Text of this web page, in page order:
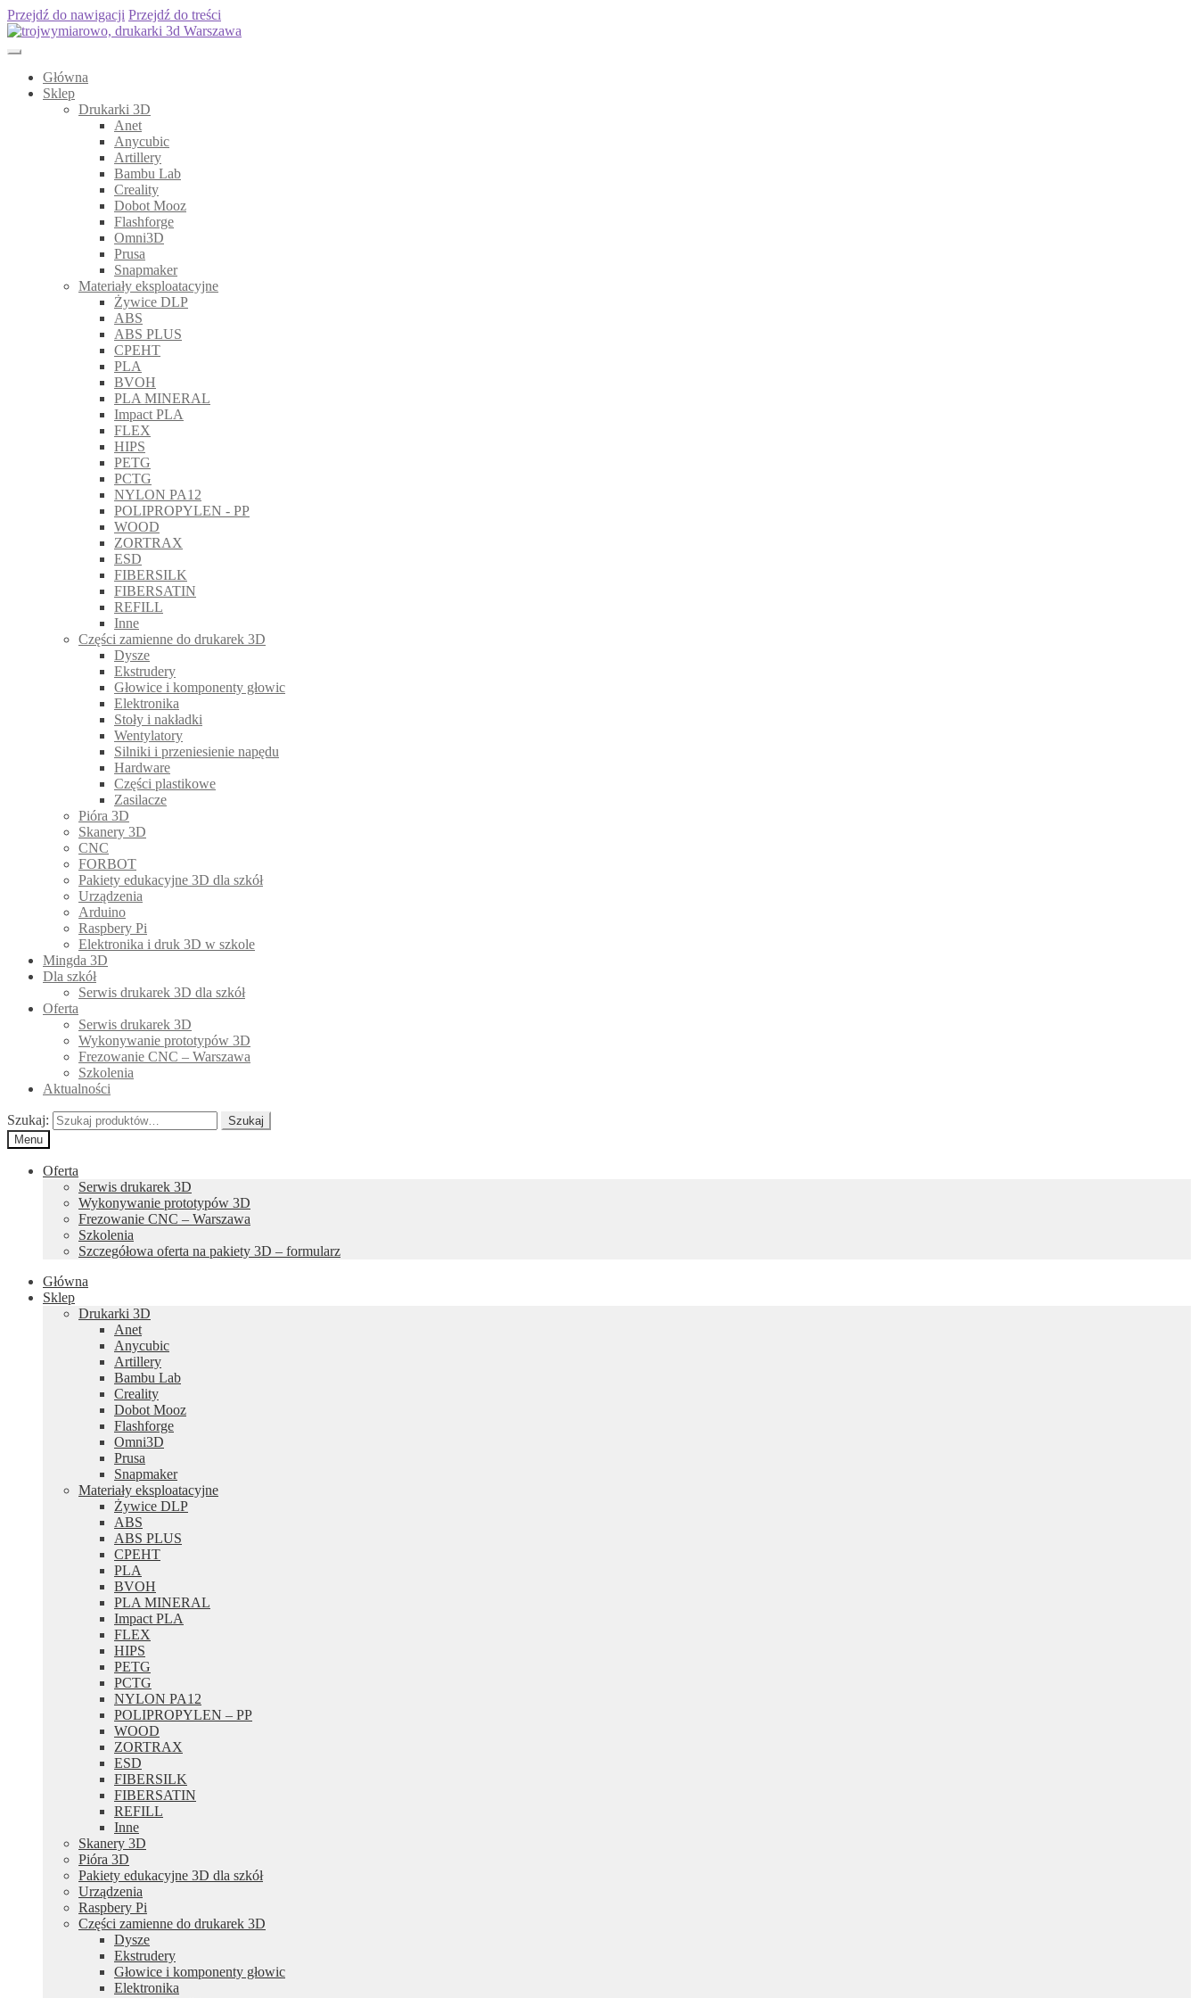
Przejdź do nawigacji Przejdź do treści
Główna
Sklep
Drukarki 3D
Anet
Anycubic
Artillery
Bambu Lab
Creality
Dobot Mooz
Flashforge
Omni3D
Prusa
Snapmaker
Materiały eksploatacyjne
Żywice DLP
ABS
ABS PLUS
CPEHT
PLA
BVOH
PLA MINERAL
Impact PLA
FLEX
HIPS
PETG
PCTG
NYLON PA12
POLIPROPYLEN - PP
WOOD
ZORTRAX
ESD
FIBERSILK
FIBERSATIN
REFILL
Inne
Części zamienne do drukarek 3D
Dysze
Ekstrudery
Głowice i komponenty głowic
Elektronika
Stoły i nakładki
Wentylatory
Silniki i przeniesienie napędu
Hardware
Części plastikowe
Zasilacze
Pióra 3D
Skanery 3D
CNC
FORBOT
Pakiety edukacyjne 3D dla szkół
Urządzenia
Arduino
Raspbery Pi
Elektronika i druk 3D w szkole
Mingda 3D
Dla szkół
Serwis drukarek 3D dla szkół
Oferta
Serwis drukarek 3D
Wykonywanie prototypów 3D
Frezowanie CNC – Warszawa
Szkolenia
Aktualności
Szukaj:
Szukaj
Menu
Oferta
Serwis drukarek 3D
Wykonywanie prototypów 3D
Frezowanie CNC – Warszawa
Szkolenia
Szczegółowa oferta na pakiety 3D – formularz
Główna
Sklep
Drukarki 3D
Anet
Anycubic
Artillery
Bambu Lab
Creality
Dobot Mooz
Flashforge
Omni3D
Prusa
Snapmaker
Materiały eksploatacyjne
Żywice DLP
ABS
ABS PLUS
CPEHT
PLA
BVOH
PLA MINERAL
Impact PLA
FLEX
HIPS
PETG
PCTG
NYLON PA12
POLIPROPYLEN – PP
WOOD
ZORTRAX
ESD
FIBERSILK
FIBERSATIN
REFILL
Inne
Skanery 3D
Pióra 3D
Pakiety edukacyjne 3D dla szkół
Urządzenia
Raspbery Pi
Części zamienne do drukarek 3D
Dysze
Ekstrudery
Głowice i komponenty głowic
Elektronika